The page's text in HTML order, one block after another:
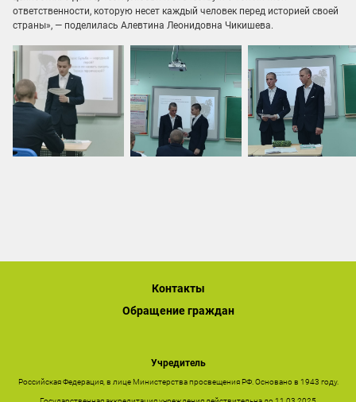
ответственности, которую несет каждый человек перед историей своей
страны», — поделилась Алевтина Леонидовна Чикишева.
Контакты
Обращение граждан
Учредитель
Российская Федерация, в лице Министерства просвещения РФ. Основано в 1943 году.